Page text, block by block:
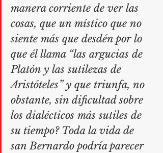
manera corriente de ver las
cosas, que un místico que no
siente más que desdén por lo
que él llama “las argucias de
Platón y las sutilezas de
Aristóteles” y que triunfa, no
obstante, sin dificultad sobre
los dialécticos más sutiles de
su tiempo? Toda la vida de
san Bernardo podría parecer